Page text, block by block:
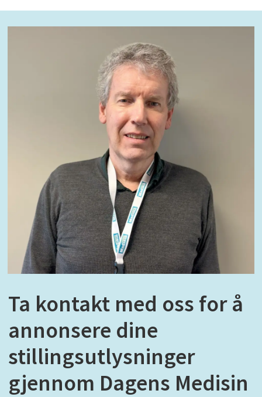
Ta kontakt med oss for å
annonsere dine
stillingsutlysninger
gjennom Dagens Medisin